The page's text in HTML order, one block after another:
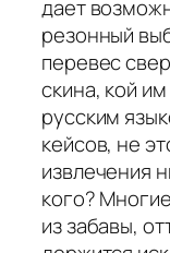
дает
резонный
перевес
скина, кой
русским
кейсов, не
извлечения
кого?
из забавы,